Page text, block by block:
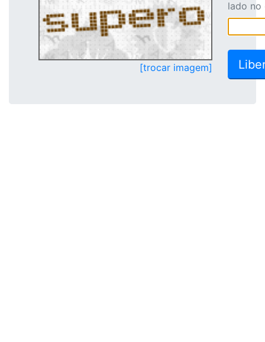
[trocar imagem]
lado no